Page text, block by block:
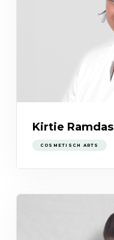
Kirtie Ramdas
COSMETISCH ARTS